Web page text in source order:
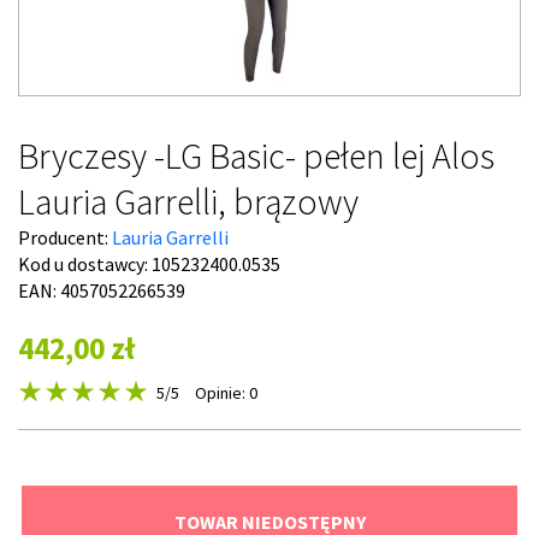
Bryczesy -LG Basic- pełen lej Alos
Lauria Garrelli, brązowy
Producent: Lauria Garrelli
Kod u dostawcy: 105232400.0535
EAN: 4057052266539
442,00 zł
5/5 Opinie: 0
TOWAR NIEDOSTĘPNY